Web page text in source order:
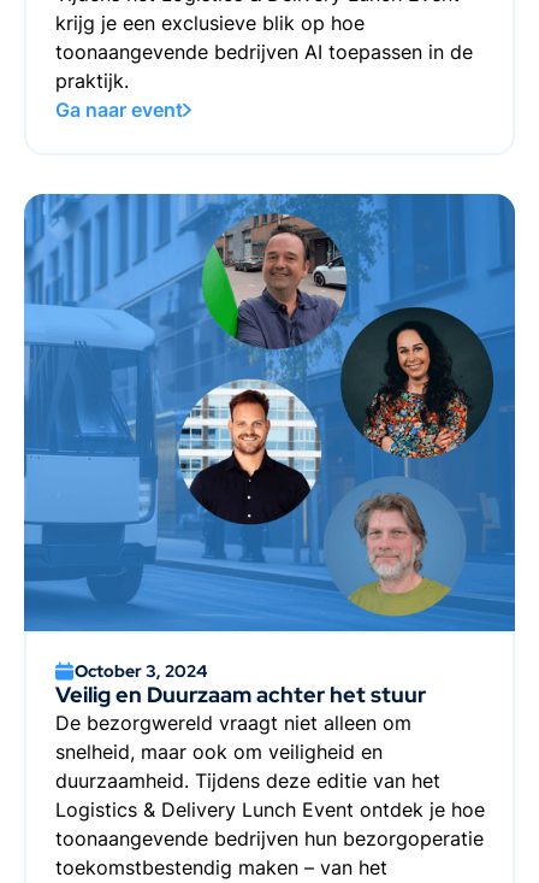
krijg je een exclusieve blik op hoe
toonaangevende bedrijven AI toepassen in de
praktijk.
Ga naar event
October 3, 2024
Veilig en Duurzaam achter het stuur
De bezorgwereld vraagt niet alleen om
snelheid, maar ook om veiligheid en
duurzaamheid. Tijdens deze editie van het
Logistics & Delivery Lunch Event ontdek je hoe
toonaangevende bedrijven hun bezorgoperatie
toekomstbestendig maken – van het